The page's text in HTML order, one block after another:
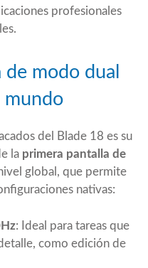
profesionales
modo dual
mundo
del Blade 18 es su
la primera pantalla de
global, que permite
nativas:
: Ideal para tareas que
como edición de